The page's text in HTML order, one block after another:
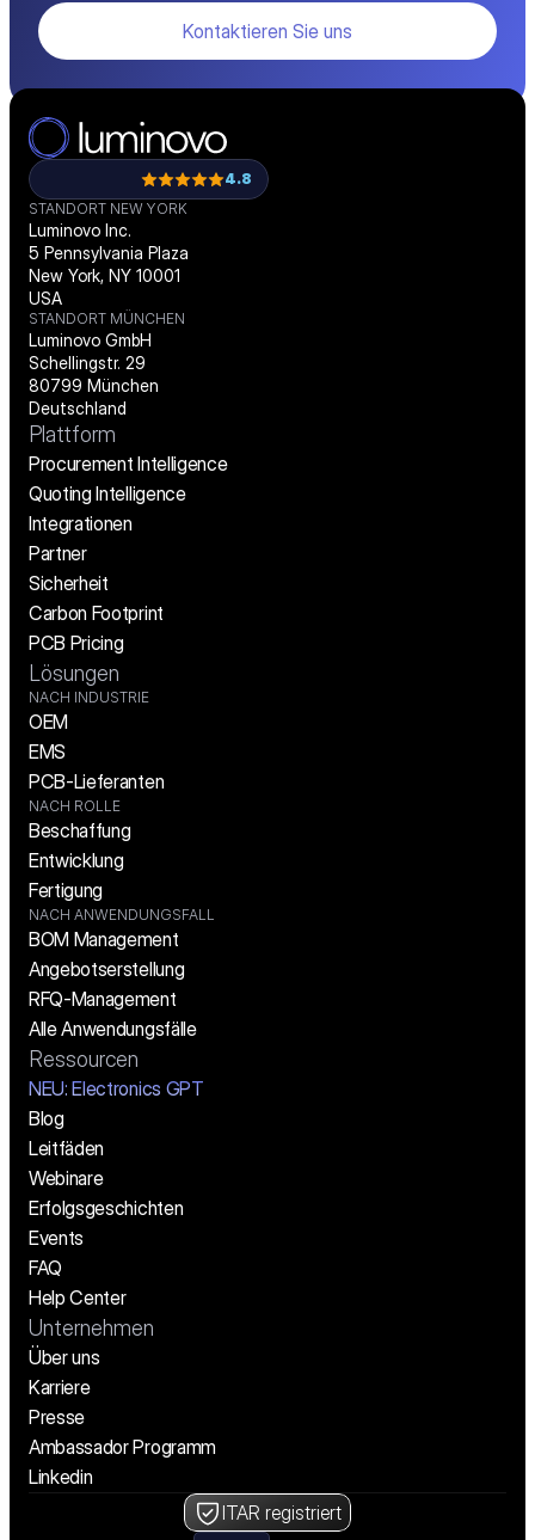
Kontaktieren Sie uns
4.8
STANDORT NEW YORK
Luminovo Inc.
5 Pennsylvania Plaza
New York, NY 10001
USA
STANDORT MÜNCHEN
Luminovo GmbH
Schellingstr. 29
80799 München
Deutschland
Plattform
Procurement Intelligence
Quoting Intelligence
Integrationen
Partner
Sicherheit
Carbon Footprint
PCB Pricing
Lösungen
NACH INDUSTRIE
OEM
EMS
PCB-Lieferanten
NACH ROLLE
Beschaffung
Entwicklung
Fertigung
NACH ANWENDUNGSFALL
BOM Management
Angebotserstellung
RFQ-Management
Alle Anwendungsfälle
Ressourcen
NEU: Electronics GPT
Blog
Leitfäden
Webinare
Erfolgsgeschichten
Events
FAQ
Help Center
Unternehmen
Über uns
Karriere
Presse
Ambassador Programm
Linkedin
ITAR registriert